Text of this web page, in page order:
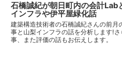
石橋誠紀が朝日町内の会計Lab
インフラや伊平屋緑化話
建築構造技術者の石橋誠紀さんの前月
事と山梨インフラの話を分析します!
事、また評価の話もお伝えします。